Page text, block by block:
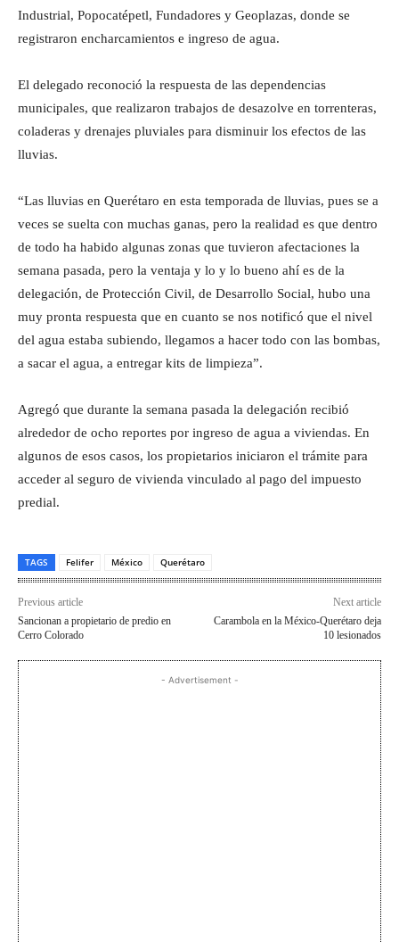
Industrial, Popocatépetl, Fundadores y Geoplazas, donde se
registraron encharcamientos e ingreso de agua.
El delegado reconoció la respuesta de las dependencias
municipales, que realizaron trabajos de desazolve en torrenteras,
coladeras y drenajes pluviales para disminuir los efectos de las
lluvias.
“Las lluvias en Querétaro en esta temporada de lluvias, pues se a
veces se suelta con muchas ganas, pero la realidad es que dentro
de todo ha habido algunas zonas que tuvieron afectaciones la
semana pasada, pero la ventaja y lo y lo bueno ahí es de la
delegación, de Protección Civil, de Desarrollo Social, hubo una
muy pronta respuesta que en cuanto se nos notificó que el nivel
del agua estaba subiendo, llegamos a hacer todo con las bombas,
a sacar el agua, a entregar kits de limpieza”.
Agregó que durante la semana pasada la delegación recibió
alrededor de ocho reportes por ingreso de agua a viviendas. En
algunos de esos casos, los propietarios iniciaron el trámite para
acceder al seguro de vivienda vinculado al pago del impuesto
predial.
TAGS Felifer México Querétaro
Previous article
Sancionan a propietario de predio en
Cerro Colorado
Next article
Carambola en la México-Querétaro deja
10 lesionados
- Advertisement -